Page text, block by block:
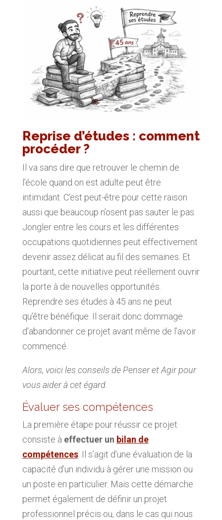
Reprise d’études : comment
procéder ?
Il va sans dire que retrouver le chemin de
l’école quand on est adulte peut être
intimidant. C’est peut-être pour cette raison
aussi que beaucoup n’osent pas sauter le pas.
Jongler entre les cours et les différentes
occupations quotidiennes peut effectivement
devenir assez délicat au fil des semaines. Et
pourtant, cette initiative peut réellement ouvrir
la porte à de nouvelles opportunités.
Reprendre ses études à 45 ans ne peut
qu’être bénéfique. Il serait donc dommage
d’abandonner ce projet avant même de l’avoir
commencé.
Alors, voici les conseils de Penser et Agir pour
vous aider à cet égard.
Évaluer ses compétences
La première étape pour réussir ce projet
consiste à effectuer un bilan de
compétences. Il s’agit d’une évaluation de la
capacité d’un individu à gérer une mission ou
un poste en particulier. Mais cette démarche
permet également de définir un projet
professionnel précis ou, dans le cas qui nous